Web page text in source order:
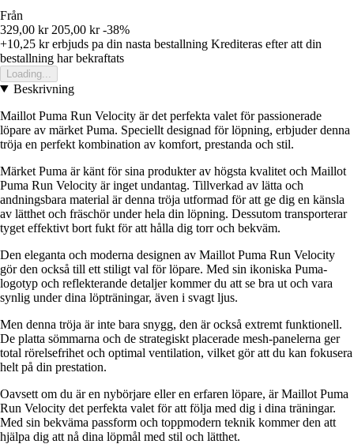
Från
329,00 kr 205,00 kr -38%
+10,25 krerbjuds pa din nasta bestallning Krediteras efter att din
bestallning har bekraftats
Loading...
Beskrivning
Maillot Puma Run Velocity är det perfekta valet för passionerade
löpare av märket Puma. Speciellt designad för löpning, erbjuder denna
tröja en perfekt kombination av komfort, prestanda och stil.
Märket Puma är känt för sina produkter av högsta kvalitet och Maillot
Puma Run Velocity är inget undantag. Tillverkad av lätta och
andningsbara material är denna tröja utformad för att ge dig en känsla
av lätthet och fräschör under hela din löpning. Dessutom transporterar
tyget effektivt bort fukt för att hålla dig torr och bekväm.
Den eleganta och moderna designen av Maillot Puma Run Velocity
gör den också till ett stiligt val för löpare. Med sin ikoniska Puma-
logotyp och reflekterande detaljer kommer du att se bra ut och vara
synlig under dina löpträningar, även i svagt ljus.
Men denna tröja är inte bara snygg, den är också extremt funktionell.
De platta sömmarna och de strategiskt placerade mesh-panelerna ger
total rörelsefrihet och optimal ventilation, vilket gör att du kan fokusera
helt på din prestation.
Oavsett om du är en nybörjare eller en erfaren löpare, är Maillot Puma
Run Velocity det perfekta valet för att följa med dig i dina träningar.
Med sin bekväma passform och toppmodern teknik kommer den att
hjälpa dig att nå dina löpmål med stil och lätthet.